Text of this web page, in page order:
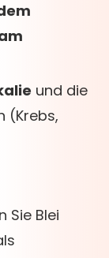
und die
(Krebs,
Sie Blei